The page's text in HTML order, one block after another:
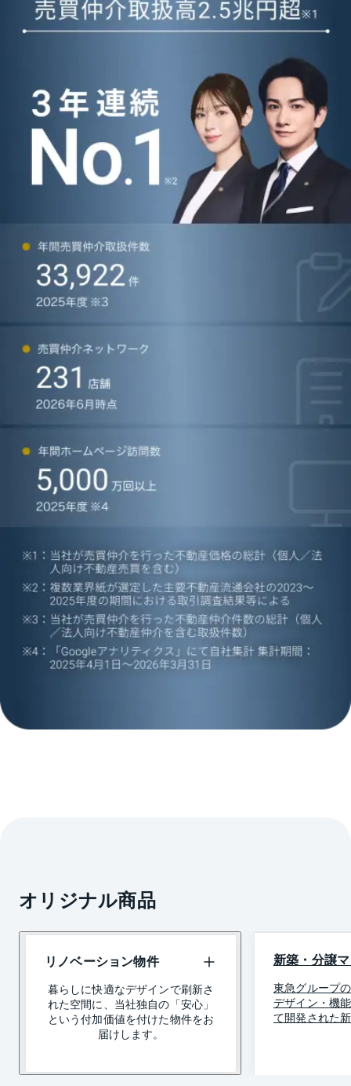
オリジナル商品
リノベーション物件
暮らしに快適なデザインで刷新さ
れた空間に、当社独自の「安心」
という付加価値を付けた物件をお
届けします。
新築・分譲
東急グループ
デザイン・機
て開発された